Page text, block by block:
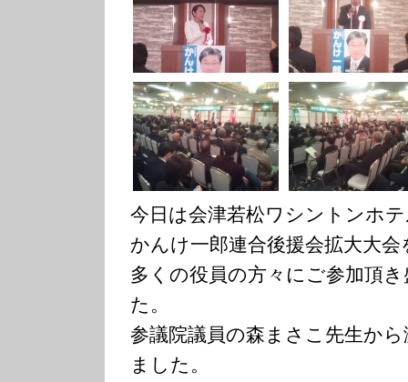
今日は会津若松ワシントンホ
かんけ一郎連合後援会拡大大
多くの役員の方々にご参加頂
た。
参議院議員の森まさこ先生か
ました。